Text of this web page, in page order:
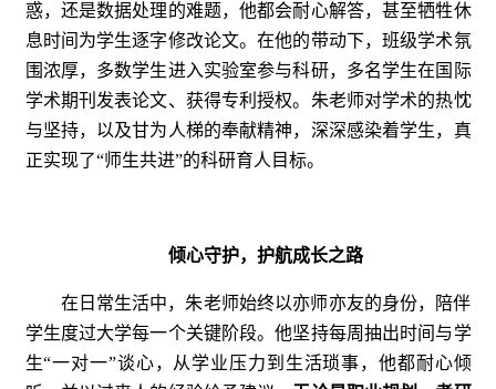
惑，还是数据处理的难题，他都会耐心解答，甚至牺牲休
息时间为学生逐字修改论文。在他的带动下，班级学术氛
围浓厚，多数学生进入实验室参与科研，多名学生在国际
学术期刊发表论文、获得专利授权。朱老师对学术的热忱
与坚持，以及甘为人梯的奉献精神，深深感染着学生，真
正实现了“师生共进”的科研育人目标。
倾心守护，护航成长之路
在日常生活中，朱老师始终以亦师亦友的身份，陪伴
学生度过大学每一个关键阶段。他坚持每周抽出时间与学
生“一对一”谈心，从学业压力到生活琐事，他都耐心倾